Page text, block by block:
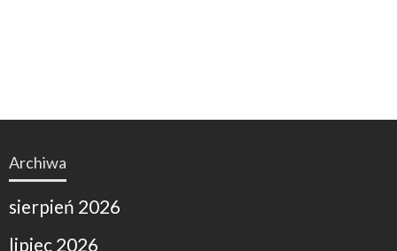
Archiwa
sierpień 2026
lipiec 2026